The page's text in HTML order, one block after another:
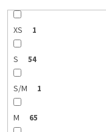
XS 1
S 54
S/M 1
M 65